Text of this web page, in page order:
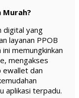
Murah?
digital yang
layanan PPOB
memungkinkan
mengakses
ewallet dan
aplikasi terpadu.